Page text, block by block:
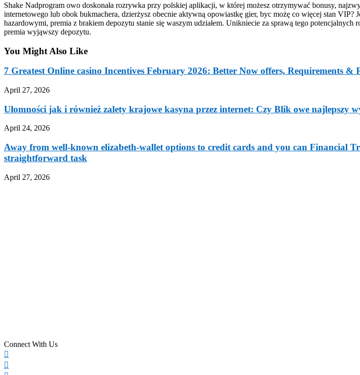
Shake Nadprogram owo doskonała rozrywka przy polskiej aplikacji, w której możesz otrzymywać bonusy,
internetowego lub obok bukmachera, dzierżysz obecnie aktywną opowiastkę gier, byc możę co więcej stan
hazardowymi, premia z brakiem depozytu stanie się waszym udziałem. Unikniecie za sprawą tego
premia wyjąwszy depozytu.
You Might Also Like
7 Greatest Online casino Incentives February 2026: Better Now offers, Requirements &
April 27, 2026
Ułomności jak i również zalety krajowe kasyna przez internet: Czy Blik owe najlepszy
April 24, 2026
Away from well-known elizabeth-wallet options to credit cards and you can Financial
straightforward task
April 27, 2026
Connect With Us